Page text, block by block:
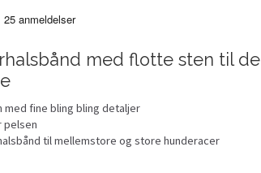
med flotte sten til de
med fine bling bling detaljer
pelsen
til mellemstore og store hunderacer